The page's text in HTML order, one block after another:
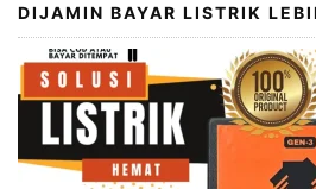
DIJAMIN BAYAR LISTRIK